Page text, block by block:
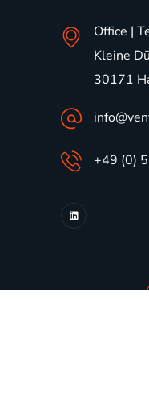
Office |
Kleine
30171
+49 (0)